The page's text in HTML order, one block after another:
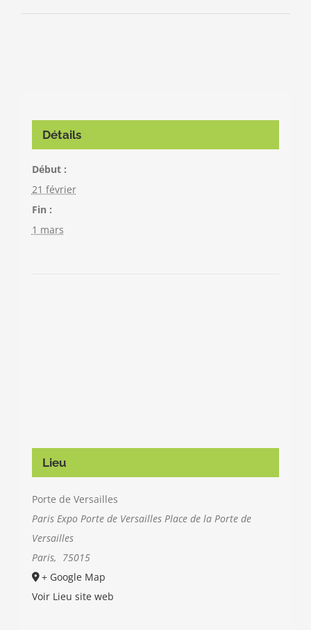
Détails
Début :
21 février
Fin :
1 mars
Lieu
Porte de Versailles
Paris Expo Porte de Versailles Place de la Porte de
Versailles
Paris, 75015
+ Google Map
Voir Lieu site web